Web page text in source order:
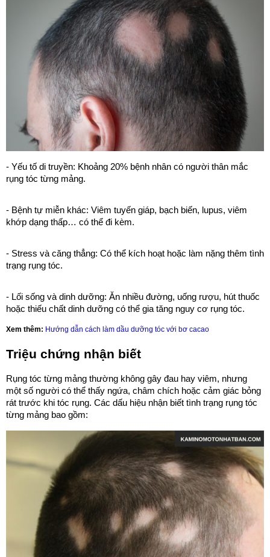
- Yếu tố di truyền: Khoảng 20% bệnh nhân có người thân mắc
rụng tóc từng mảng.
- Bệnh tự miễn khác: Viêm tuyến giáp, bạch biến, lupus, viêm
khớp dạng thấp… có thể đi kèm.
- Stress và căng thẳng: Có thể kích hoạt hoặc làm nặng thêm tình
trạng rụng tóc.
- Lối sống và dinh dưỡng: Ăn nhiều đường, uống rượu, hút thuốc
hoặc thiếu chất dinh dưỡng có thể gia tăng nguy cơ rụng tóc.
Xem thêm: Hướng dẫn cách làm dầu dưỡng tóc với bơ cacao
Triệu chứng nhận biết
Rụng tóc từng mảng thường không gây đau hay viêm, nhưng
một số người có thể thấy ngứa, châm chích hoặc cảm giác bỏng
rát trước khi tóc rụng. Các dấu hiệu nhận biết tình trạng rụng tóc
từng mảng bao gồm: